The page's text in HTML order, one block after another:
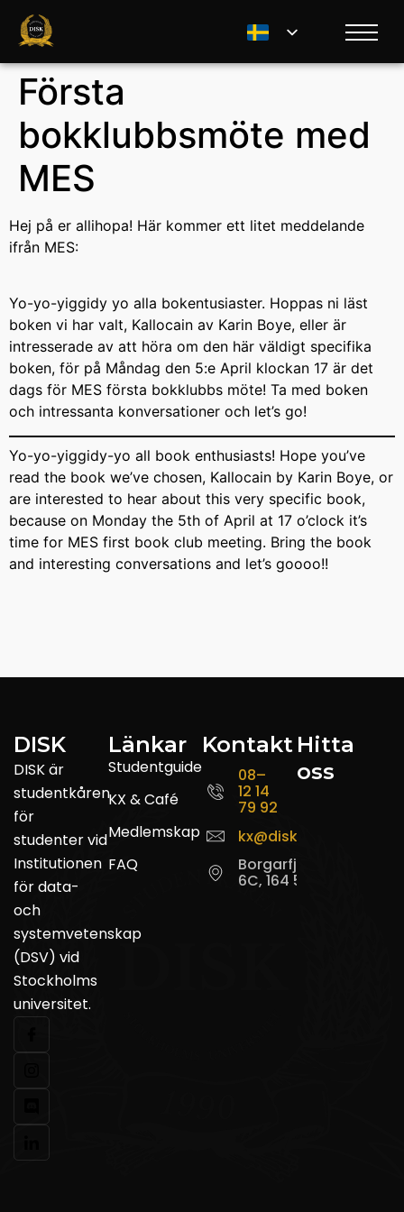
Första
bokklubbsmöte med
MES
Hej på er allihopa! Här kommer ett litet meddelande
ifrån MES:
Yo-yo-yiggidy yo alla bokentusiaster. Hoppas ni läst
boken vi har valt, Kallocain av Karin Boye, eller är
intresserade av att höra om den här väldigt specifika
boken, för på Måndag den 5:e April klockan 17 är det
dags för MES första bokklubbs möte! Ta med boken
och intressanta konversationer och let’s go!
Yo-yo-yiggidy-yo all book enthusiasts! Hope you’ve
read the book we’ve chosen, Kallocain by Karin Boye, or
are interested to hear about this very specific book,
because on Monday the 5th of April at 17 o’clock it’s
time for MES first book club meeting. Bring the book
and interesting conversations and let’s goooo!!
DISK
DISK är
studentkåren
för
studenter vid
Institutionen
för data-
och
systemvetenskap
(DSV) vid
Stockholms
universitet.
Länkar
Studentguide
KX & Café
Medlemskap
FAQ
Kontakt
08–
12 14
79 92
kx@disk.su.se
Borgarfjordsgatan
6C, 164 55 Kista
Hitta
oss